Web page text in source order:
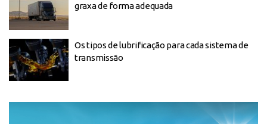
graxa de forma adequada
Os tipos de lubrificação para cada sistema de
transmissão